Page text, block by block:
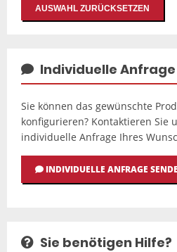
AUSWAHL ZURÜCKSETZEN
Individuelle Anfrage
Sie können das gewünschte
konfigurieren? Kontaktieren Sie
individuelle Anfrage Ihres
INDIVIDUELLE ANFRAGE
Sie benötigen Hilfe?